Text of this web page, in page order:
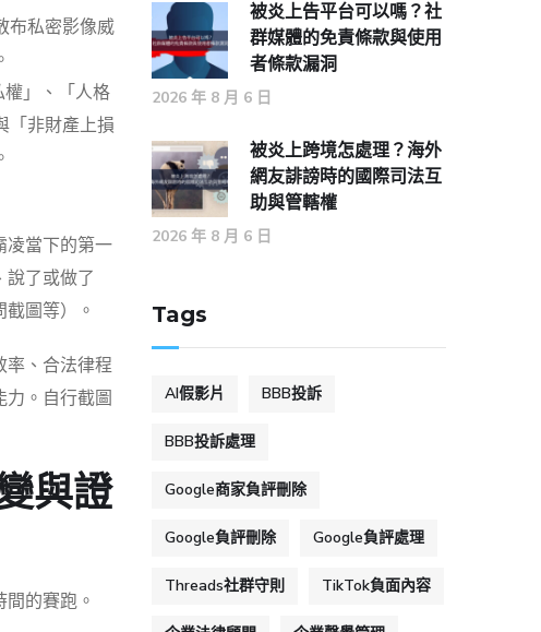
布私密影像威
權」、「人格
「非財產上損
凌當下的第一
了或做了
圖等）。
率、合法律程
。自行截圖
與證
的賽跑。
被炎上告平台可以嗎？社
群媒體的免責條款與使用
者條款漏洞
2026 年 8 月 6 日
被炎上跨境怎處理？海外
網友誹謗時的國際司法互
助與管轄權
2026 年 8 月 6 日
Tags
AI假影片 BBB投訴
BBB投訴處理
Google商家負評刪除
Google負評刪除 Google負評處理
Threads社群守則 TikTok負面內容